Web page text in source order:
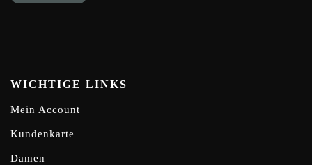
WICHTIGE LINKS
Mein Account
Kundenkarte
Damen